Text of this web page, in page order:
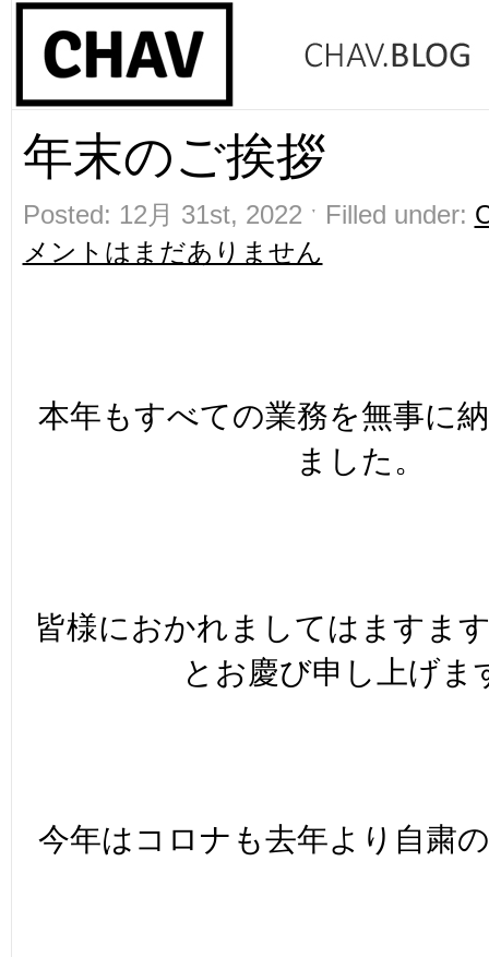
年末のご挨拶
Posted: 12月 31st, 2022 ˑ Filled under:
メントはまだありません
本年もすべての業務を無事に
ました。
皆様におかれましてはますま
とお慶び申し上げま
今年はコロナも去年より自粛